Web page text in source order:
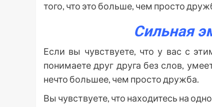
того, что это больше, чем просто
Сильная
Если вы чувствуете, что у вас с
понимаете друг друга без слов,
нечто большее, чем просто дружба.
Вы чувствуете, что находитесь на